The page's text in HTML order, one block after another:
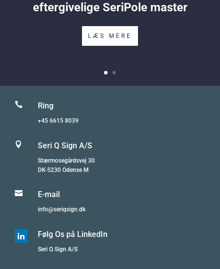
eftergivelige SeriPole master
LÆS MERE
 Ring
+45 6615 8039
 Seri Q Sign A/S
Stærmosegårdsvej 30
DK-5230 Odense M
 E-mail
info@seriqsign.dk
 Følg Os på LinkedIn
Seri Q Sign A/S